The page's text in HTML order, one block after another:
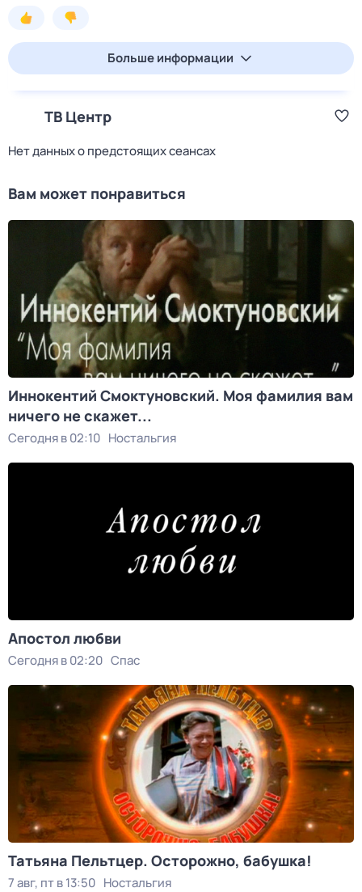
Больше информации
ТВ Центр
Нет данных о предстоящих сеансах
Вам может понравиться
Иннокентий Смоктуновский. Моя фамилия вам
ничего не скажет...
Сегодня в 02:10 Ностальгия
Апостол любви
Сегодня в 02:20 Спас
Татьяна Пельтцер. Осторожно, бабушка!
7 авг, пт в 13:50 Ностальгия